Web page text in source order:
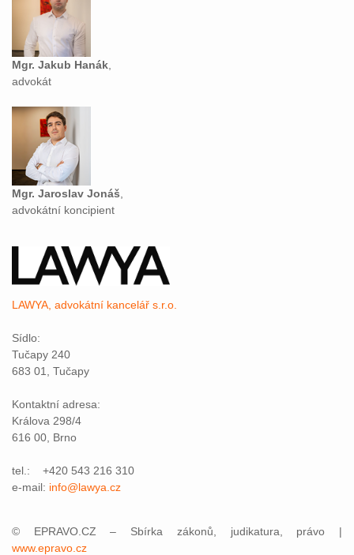
Mgr. Jakub Hanák
advokát
Mgr. Jaroslav Jonáš
advokátní koncipient
LAWYA, advokátní kancelář s.r.o.
Sídlo:
Tučapy 240
683 01, Tučapy
Kontaktní adresa:
Králova 298/4
616 00, Brno
tel.: +420 543 216 310
e-mail: info@lawya.cz
© EPRAVO.CZ – Sbírka zákonů, judikatura, právo |
www.epravo.cz